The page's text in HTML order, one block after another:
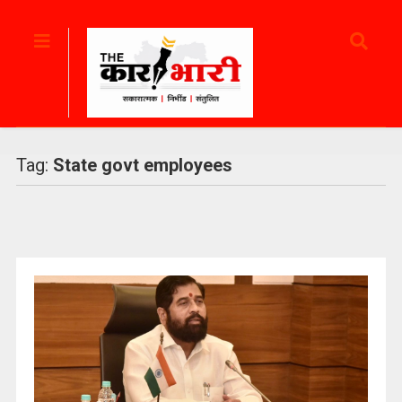
Tag: State govt employees